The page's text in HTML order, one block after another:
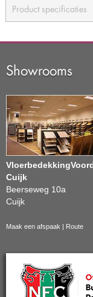
Product specificaties
Showrooms
Cuijk
Beerseweg 10a
Cuijk
Maak een afspaak | Route